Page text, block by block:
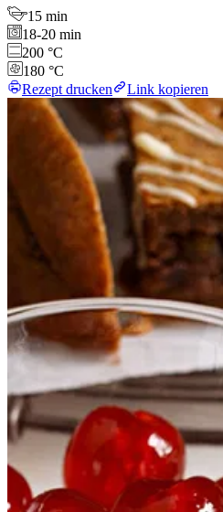
15 min
18-20 min
200 °C
180 °C
Rezept drucken
Link kopieren